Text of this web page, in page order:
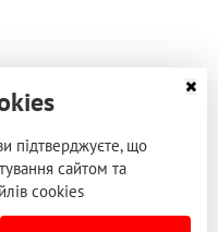
підтверджуєте, що
сайтом та
cookies